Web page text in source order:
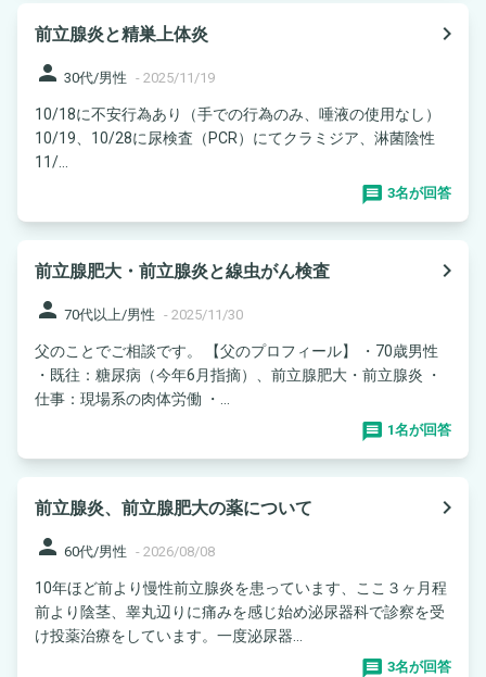
前立腺炎と精巣上体炎
navigate_next
person 30代/男性 - 2025/11/19
10/18に不安行為あり（手での行為のみ、唾液の使用なし）
10/19、10/28に尿検査（PCR）にてクラミジア、淋菌陰性
11/...
3名が回答
前立腺肥大・前立腺炎と線虫がん検査
navigate_next
person 70代以上/男性 - 2025/11/30
父のことでご相談です。 【父のプロフィール】 ・70歳男性
・既往：糖尿病（今年6月指摘）、前立腺肥大・前立腺炎 ・
仕事：現場系の肉体労働 ・...
1名が回答
前立腺炎、前立腺肥大の薬について
navigate_next
person 60代/男性 - 2026/08/08
10年ほど前より慢性前立腺炎を患っています、ここ３ヶ月程
前より陰茎、睾丸辺りに痛みを感じ始め泌尿器科で診察を受
け投薬治療をしています。一度泌尿器...
3名が回答